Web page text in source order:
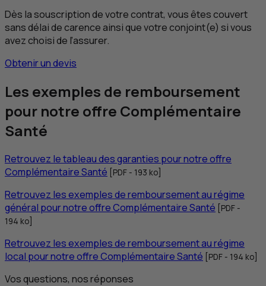
Dès la souscription de votre contrat, vous êtes couvert
sans délai de carence ainsi que votre conjoint(e) si vous
avez choisi de l’assurer.
Obtenir un devis
Les exemples de remboursement
pour notre offre Complémentaire
Santé
Retrouvez le tableau des garanties pour notre offre
Complémentaire Santé
PDF - 193 ko
Retrouvez les exemples de remboursement au régime
général pour notre offre Complémentaire Santé
PDF -
194 ko
Retrouvez les exemples de remboursement au régime
local pour notre offre Complémentaire Santé
PDF - 194 ko
Vos questions, nos réponses